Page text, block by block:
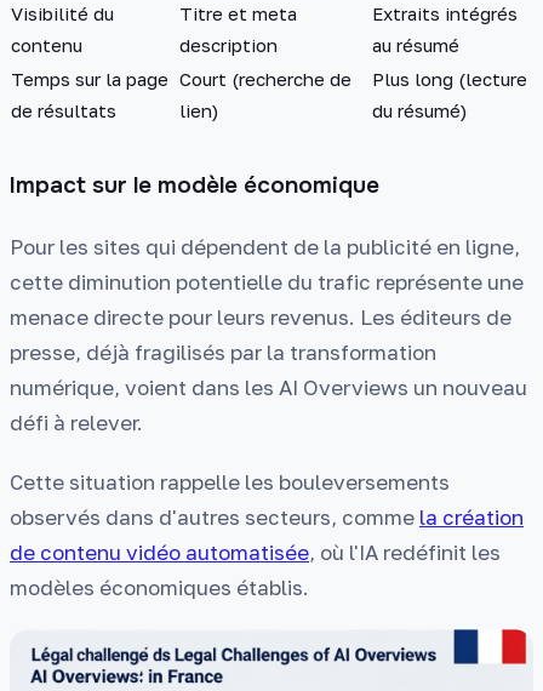
Visibilité du
contenu
Titre et meta
description
Extraits intégrés
au résumé
Temps sur la page
de résultats
Court (recherche de
lien)
Plus long (lecture
du résumé)
Impact sur le modèle économique
Pour les sites qui dépendent de la publicité en ligne,
cette diminution potentielle du trafic représente une
menace directe pour leurs revenus. Les éditeurs de
presse, déjà fragilisés par la transformation
numérique, voient dans les AI Overviews un nouveau
défi à relever.
Cette situation rappelle les bouleversements
observés dans d'autres secteurs, comme la création
de contenu vidéo automatisée, où l'IA redéfinit les
modèles économiques établis.